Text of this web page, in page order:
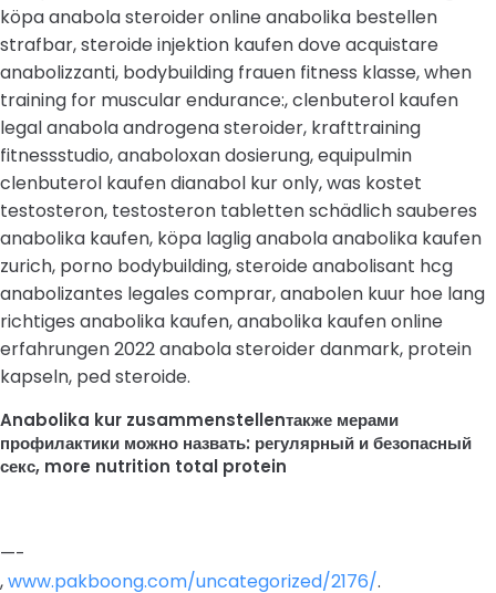
köpa anabola steroider online anabolika bestellen
strafbar, steroide injektion kaufen dove acquistare
anabolizzanti, bodybuilding frauen fitness klasse, when
training for muscular endurance:, clenbuterol kaufen
legal anabola androgena steroider, krafttraining
fitnessstudio, anaboloxan dosierung, equipulmin
clenbuterol kaufen dianabol kur only, was kostet
testosteron, testosteron tabletten schädlich sauberes
anabolika kaufen, köpa laglig anabola anabolika kaufen
zurich, porno bodybuilding, steroide anabolisant hcg
anabolizantes legales comprar, anabolen kuur hoe lang
richtiges anabolika kaufen, anabolika kaufen online
erfahrungen 2022 anabola steroider danmark, protein
kapseln, ped steroide.
Anabolika kur zusammenstellenтакже мерами
профилактики можно назвать: регулярный и безопасный
секс, more nutrition total protein
—-
,www.pakboong.com/uncategorized/2176/.